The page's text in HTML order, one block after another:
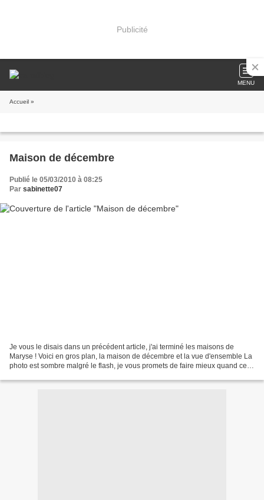
Publicité
MENU
Accueil »
Maison de décembre
Publié le 05/03/2010 à 08:25
Par sabinette07
Je vous le disais dans un précédent article, j'ai terminé les maisons de
Maryse ! Voici en gros plan, la maison de décembre et la vue d'ensemble La
photo est sombre malgré le flash, je vous promets de faire mieux quand cette